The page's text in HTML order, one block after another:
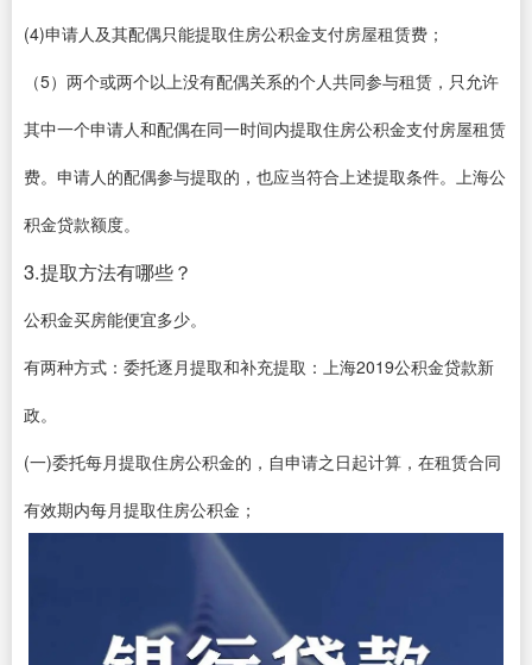
(4)申请人及其配偶只能提取住房公积金支付房屋租赁费；
（5）两个或两个以上没有配偶关系的个人共同参与租赁，只允许
其中一个申请人和配偶在同一时间内提取住房公积金支付房屋租赁
费。申请人的配偶参与提取的，也应当符合上述提取条件。上海公
积金贷款额度。
3.提取方法有哪些？
公积金买房能便宜多少。
有两种方式：委托逐月提取和补充提取：上海2019公积金贷款新
政。
(一)委托每月提取住房公积金的，自申请之日起计算，在租赁合同
有效期内每月提取住房公积金；